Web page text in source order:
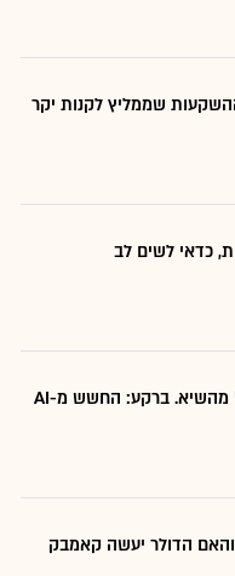
מנהל ההשקעות שממליץ לקנות יקר
כדאי לשים לב
מניית אמדוקס צנחה כ-50% מהשיא. ברקע: החשש מ-AI
והאם הדולר יעשה קאמבק